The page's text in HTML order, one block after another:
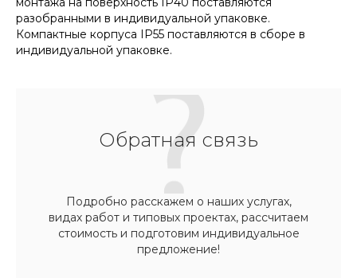
разобранными в индивидуальной упаковке.
Компактные корпуса IP55 поставляются в сборе в
индивидуальной упаковке.
Обратная связь
Подробно расскажем о наших услугах,
видах работ и типовых проектах, рассчитаем
стоимость и подготовим индивидуальное
предложение!